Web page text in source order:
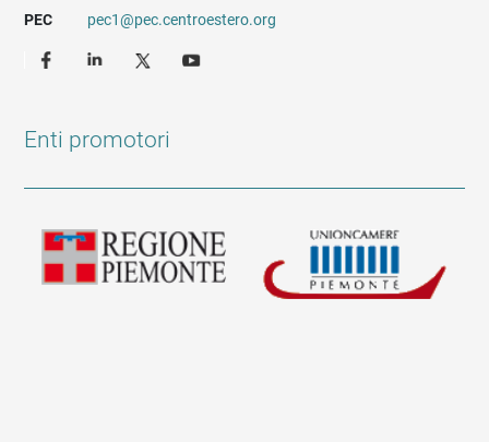
PEC
pec1@pec.centroestero.org
Enti promotori